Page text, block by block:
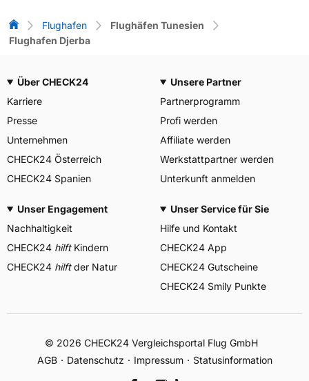
Flug-Vergleich
Flughafen
Flughäfen Tunesien
Flughafen Djerba
Über CHECK24
Karriere
Presse
Unternehmen
CHECK24 Österreich
CHECK24 Spanien
Unsere Partner
Partnerprogramm
Profi werden
Affiliate werden
Werkstattpartner werden
Unterkunft anmelden
Unser Engagement
Nachhaltigkeit
CHECK24 hilftKindern
CHECK24 hilftder Natur
Unser Service für Sie
Hilfe und Kontakt
CHECK24 App
CHECK24 Gutscheine
CHECK24 Smily Punkte
© 2026 CHECK24 Vergleichsportal Flug GmbH
AGB
Datenschutz Impressum Statusinformation